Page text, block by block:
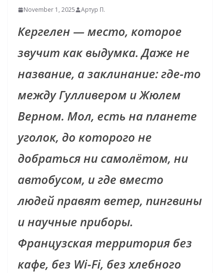
November 1, 2025 Артур П.
Кергелен — место, которое
звучит как выдумка. Даже не
название, а заклинание: где-то
между Гулливером и Жюлем
Верном. Мол, есть на планете
уголок, до которого не
добраться ни самолётом, ни
автобусом, и где вместо
людей правят ветер, пингвины
и научные приборы.
Французская территория без
кафе, без Wi-Fi, без хлебного